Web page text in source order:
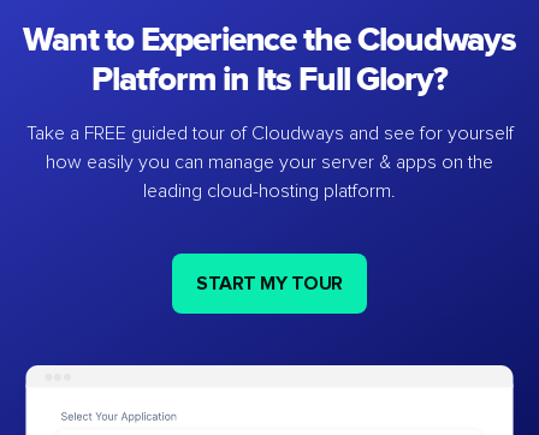
Want to Experience the Cloudways
Platform in Its Full Glory?
Take a FREE guided tour of Cloudways and see for yourself
how easily you can manage your server & apps on the
leading cloud-hosting platform.
START MY TOUR